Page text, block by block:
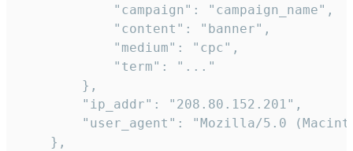
            "campaign": "campaign_name",
            "content": "banner",
            "medium": "cpc",
            "term": "..."
        },
        "ip_addr": "208.80.152.201",
"user_agent": "Mozilla/5.0
    },